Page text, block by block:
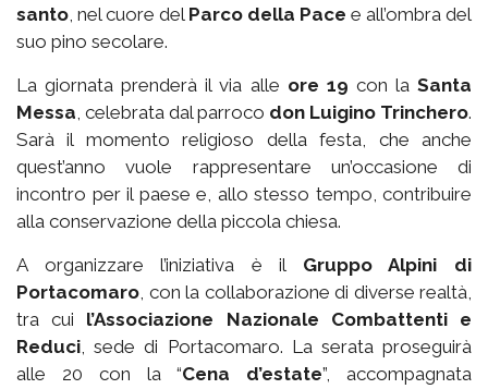
santo, nel cuore del Parco della Pace e all’ombra del
suo pino secolare.
La giornata prenderà il via alle ore 19 con laSanta
Messa, celebrata dal parroco don Luigino Trinchero.
Sarà il momento religioso della festa, che anche
quest’anno vuole rappresentare un’occasione di
incontro per il paese e, allo stesso tempo, contribuire
alla conservazione della piccola chiesa.
A organizzare l’iniziativa è il Gruppo Alpini di
Portacomaro, con la collaborazione di diverse realtà,
tra cui l’Associazione Nazionale Combattenti e
Reduci, sede di Portacomaro. La serata proseguirà
alle 20 con la “Cena d’estate”, accompagnata